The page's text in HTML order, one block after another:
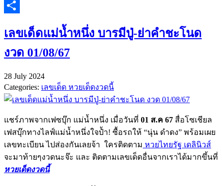
Twitter
เลขเด็ดแม่น้ำหนึ่ง บารมีปู่-ย่าคำชะโนด
งวด 01/08/67
28 July 2024
Categories: เลขเด็ด หวยเด็ดงวดนี้
แชร์ภาพจากเฟซบุ๊ก แม่น้ำหนึ่ง เมื่อวันที่ 01 ส.ค 67 สื่อโซเชียล
เฟสบุ๊กทางไลฟ์แม่น้ำหนึ่งใจป้ำ! ซื้อรถให้ “นุ่น ดําดง” พร้อมเผย
เลขทะเบียน ไปส่องกันเลยจ้า ใครติดตาม หวยไทยรัฐ เดลินิวส์
จะมาท้ายๆงวดนะจ๊ะ และ ติดตามเลขเด็ดอื่นจากเราได้มากขึ้นที่
หวยเด็ดงวดนี้